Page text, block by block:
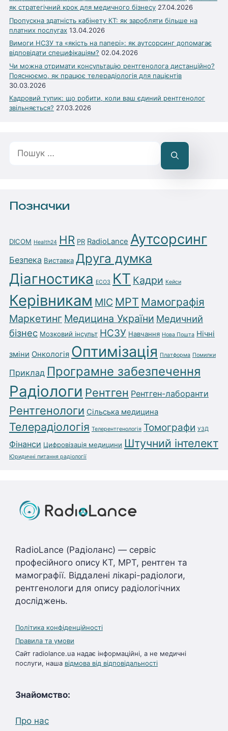
як стратегічний крок для медичного бізнесу 27.04.2026
Пропускна здатність кабінету КТ: як заробляти більше на
платних послугах 13.04.2026
Вимоги НСЗУ та «якість на папері»: як аутсорсинг допомагає
відповідати специфікаціям? 02.04.2026
Чи можна отримати консультацію рентгенолога дистанційно?
Пояснюємо, як працює телерадіологія для пацієнтів
30.03.2026
Кадровий тупик: що робити, коли ваш єдиний рентгенолог
звільняється? 27.03.2026
Позначки
DICOM Health24 HR PR RadioLance Аутсорсинг
Безпека Виставка Друга думка
Діагностика ЕСОЗ КТ Кадри Кейси
Керівникам МІС МРТ Мамографія
Маркетинг Медицина України Медичний
бізнес Мозковий інсульт НСЗУ Навчання Нова Пошта Нічні
зміни Онкологія Оптимізація Платформа Помилки
Приклад Програмне забезпечення
Радіологи Рентген Рентген-лаборанти
Рентгенологи Сільська медицина
Телерадіологія Телерентгенологія Томографи УЗД
Фінанси Цифровізація медицини Штучний інтелект
Юридичні питання радіології
RadioLance (Радіоланс) — сервіс
професійного опису КТ, МРТ, рентген та
мамографії. Віддалені лікарі-радіологи,
рентгенологи для опису радіологічних
досліджень.
Політика конфіденційності
Правила та умови
Сайт radiolance.ua надає інформаційні, а не медичні
послуги, наша відмова від відповідальності
Знайомство:
Про нас